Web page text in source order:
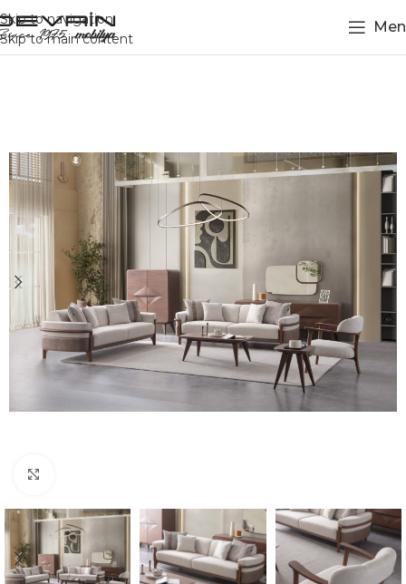
Skip to navigation
Skip to main content